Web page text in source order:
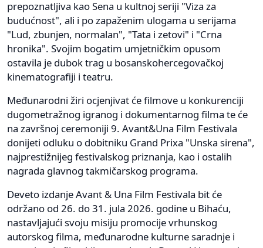
prepoznatljiva kao Sena u kultnoj seriji "Viza za
budućnost", ali i po zapaženim ulogama u serijama
"Lud, zbunjen, normalan", "Tata i zetovi" i "Crna
hronika". Svojim bogatim umjetničkim opusom
ostavila je dubok trag u bosanskohercegovačkoj
kinematografiji i teatru.
Međunarodni žiri ocjenjivat će filmove u konkurenciji
dugometražnog igranog i dokumentarnog filma te će
na završnoj ceremoniji 9. Avant&Una Film Festivala
donijeti odluku o dobitniku Grand Prixa "Unska sirena",
najprestižnijeg festivalskog priznanja, kao i ostalih
nagrada glavnog takmičarskog programa.
Deveto izdanje Avant & Una Film Festivala bit će
održano od 26. do 31. jula 2026. godine u Bihaću,
nastavljajući svoju misiju promocije vrhunskog
autorskog filma, međunarodne kulturne saradnje i